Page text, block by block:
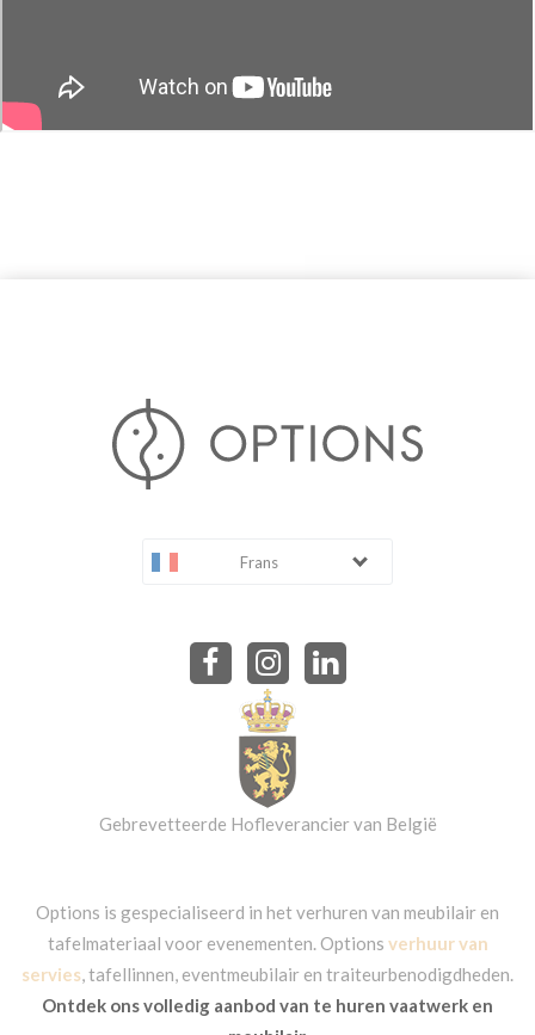
Frans
Gebrevetteerde Hofleverancier van België
Options is gespecialiseerd in het verhuren van meubilair en
tafelmateriaal voor evenementen. Options verhuur van
servies, tafellinnen, eventmeubilair en traiteurbenodigdheden.
Ontdek ons volledig aanbod van te huren vaatwerk en